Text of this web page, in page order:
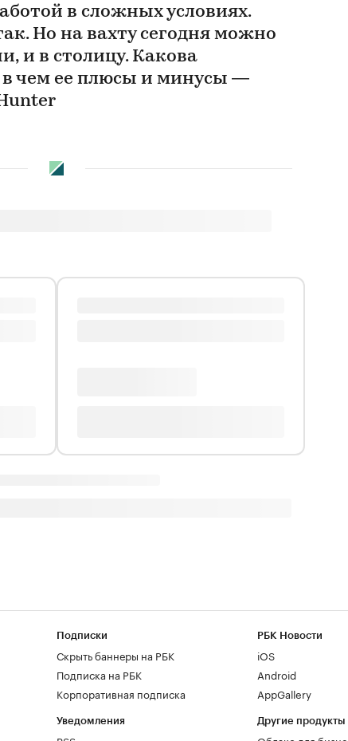
в сложных условиях.
Но на вахту сегодня можно
и в столицу. Какова
в чем ее плюсы и минусы —
Подписки
Скрыть баннеры на РБК
Подписка на РБК
Корпоративная подписка
Уведомления
РБК Новости
iOS
Android
AppGallery
Другие продукты